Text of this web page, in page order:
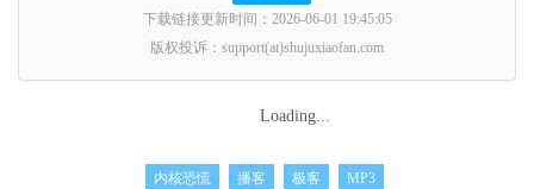
下载链接更新时间：2026-06-01 19:45:05
版权投诉：support(at)shujuxiaofan.com
Loading...
内核恐慌 播客 极客 MP3